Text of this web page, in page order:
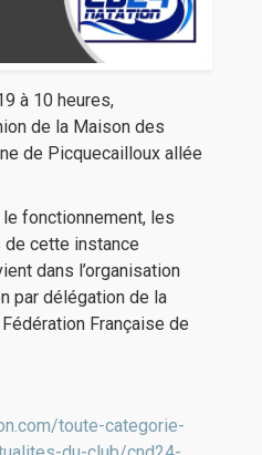
à 10 heures,
de la Maison des
de Picquecailloux allée
le fonctionnement, les
cette instance
dans l’organisation
par délégation de la
Française de
toute-categorie-